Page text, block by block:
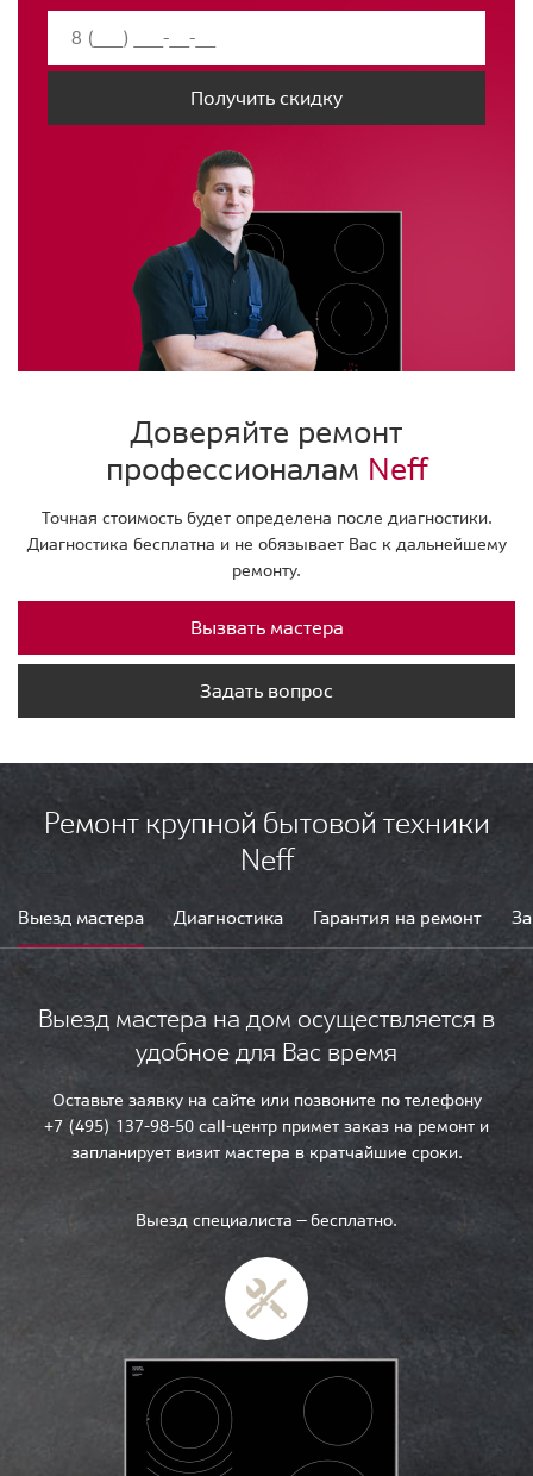
Получить скидку
Доверяйте ремонт
профессионалам Neff
Точная стоимость будет определена после диагностики.
Диагностика бесплатна и не обязывает Вас к дальнейшему
ремонту.
Вызвать мастера
Задать вопрос
Ремонт крупной бытовой техники
Neff
Выезд мастера Диагностика Гарантия на ремонт
Выезд мастера на дом осуществляется в
удобное для Вас время
Оставьте заявку на сайте или позвоните по телефону
+7 (495) 137-98-50 call-центр примет заказ на ремонт и
запланирует визит мастера в кратчайшие сроки.
Выезд специалиста — бесплатно.